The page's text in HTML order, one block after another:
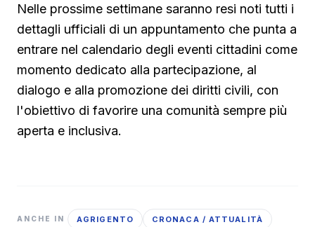
Nelle prossime settimane saranno resi noti tutti i
dettagli ufficiali di un appuntamento che punta a
entrare nel calendario degli eventi cittadini come
momento dedicato alla partecipazione, al
dialogo e alla promozione dei diritti civili, con
l'obiettivo di favorire una comunità sempre più
aperta e inclusiva.
ANCHE IN AGRIGENTO CRONACA / ATTUALITÀ